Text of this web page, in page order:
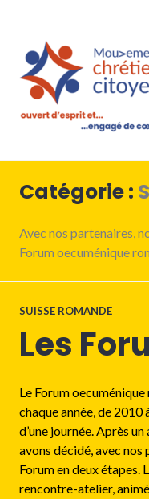
contenu
principal
Catégorie :
Avec nos partenaires,
Forum oecuménique
SUISSE ROMANDE
Les
Le Forum
chaque année, de 2010
d’une journée. Après
avons décidé, avec nos
Forum en deux étapes.
rencontre-atelier,